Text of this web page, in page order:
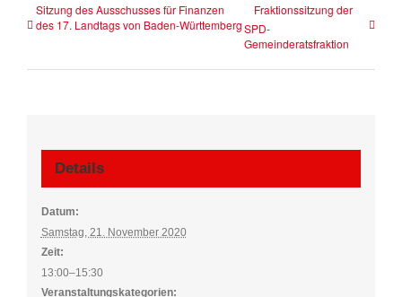
Sitzung des Ausschusses für Finanzen
des 17. Landtags von Baden-Württemberg
Fraktionssitzung der
SPD-
Gemeinderatsfraktion
Details
Datum:
Samstag, 21. November 2020
Zeit:
13:00–15:30
Veranstaltungskategorien: